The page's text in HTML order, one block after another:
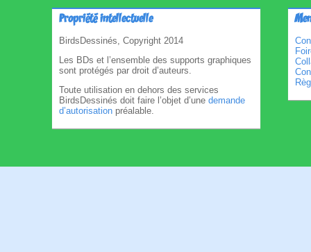
Propriété intellectuelle
BirdsDessinés, Copyright 2014
Les BDs et l’ensemble des supports graphiques
sont protégés par droit d’auteurs.
Toute utilisation en dehors des services
BirdsDessinés doit faire l’objet d’une demande
d’autorisation préalable.